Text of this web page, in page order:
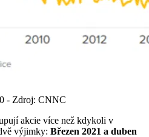
- Zdroj: CNNC
akcie více než kdykoli v
výjimky: Březen 2021 a duben